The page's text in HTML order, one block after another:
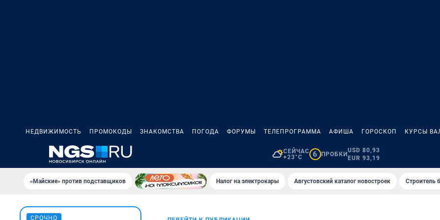
НЕДВИЖИМОСТЬ ПРОМОКОДЫ ЗНАКОМСТВА ПОГОДА ФОРУМЫ ТЕЛЕПРОГРАММА АФИША ГОРОСКОП КУРСЫ
СЕЙЧАС
+23°C
6 ПРОБКИ
USD 80,93
EUR 93,19
«Майские» против подставщиков Налог на электрокары Августовский каталог новостроек Строитель
СРОЧНО